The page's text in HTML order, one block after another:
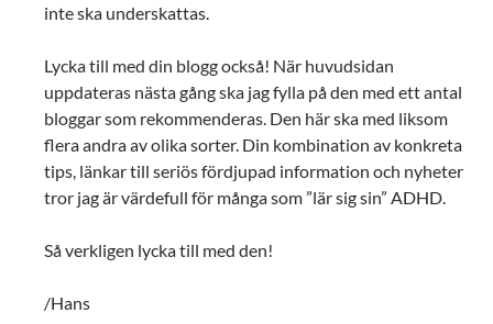
inte ska underskattas.
Lycka till med din blogg också! När huvudsidan
uppdateras nästa gång ska jag fylla på den med ett antal
bloggar som rekommenderas. Den här ska med liksom
flera andra av olika sorter. Din kombination av konkreta
tips, länkar till seriös fördjupad information och nyheter
tror jag är värdefull för många som ”lär sig sin” ADHD.
Så verkligen lycka till med den!
/Hans